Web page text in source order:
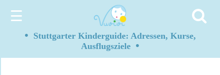
☰
• Stuttgarter Kinderguide: Adressen, Kurse,
Ausflugsziele •